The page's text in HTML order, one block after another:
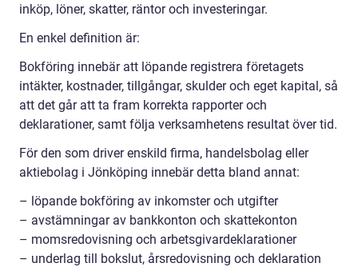
inköp, löner, skatter, räntor och investeringar.
En enkel definition är:
Bokföring innebär att löpande registrera företagets
intäkter, kostnader, tillgångar, skulder och eget kapital, så
att det går att ta fram korrekta rapporter och
deklarationer, samt följa verksamhetens resultat över tid.
För den som driver enskild firma, handelsbolag eller
aktiebolag i Jönköping innebär detta bland annat:
– löpande bokföring av inkomster och utgifter
– avstämningar av bankkonton och skattekonton
– momsredovisning och arbetsgivardeklarationer
– underlag till bokslut, årsredovisning och deklaration